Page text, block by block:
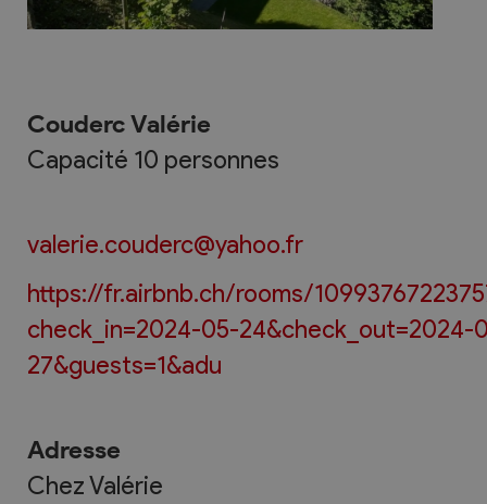
Couderc Valérie
Capacité 10 personnes
valerie.couderc@yahoo.fr
https://fr.airbnb.ch/rooms/
check_in=2024-05-24&check_out=2024-
27&guests=1&adu
Adresse
Chez Valérie